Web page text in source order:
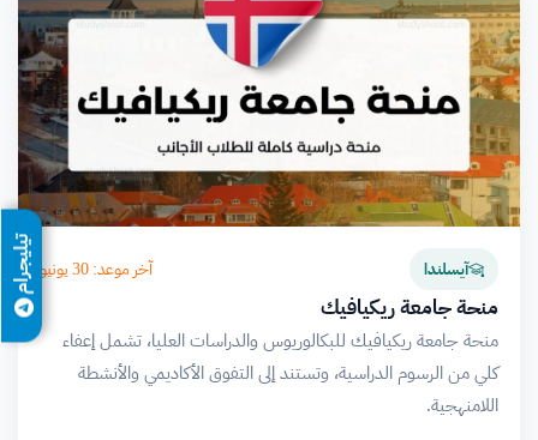
آيسلندا آخر موعد: 30 يونيو
منحة جامعة ريكيافيك
منحة جامعة ريكيافيك للبكالوريوس والدراسات العليا، تشمل إعفاء
كلي من الرسوم الدراسية، وتستند إلى التفوق الأكاديمي والأنشطة
اللامنهجية.
تيليجرام